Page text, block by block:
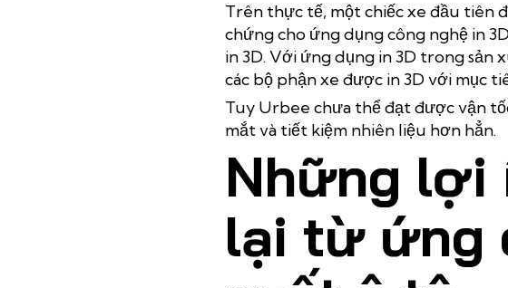
Trên thực tế, một chiếc xe đầu tiên
chứng cho ứng dụng công nghệ in
in 3D. Với ứng dụng in 3D trong sản
các bộ phận xe được in 3D với mục
Tuy Urbee chưa thể đạt được vận
mắt và tiết kiệm nhiên liệu hơn hẳn.
Những lợi
lại từ ứng